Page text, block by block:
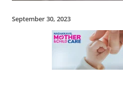
September 30, 2023